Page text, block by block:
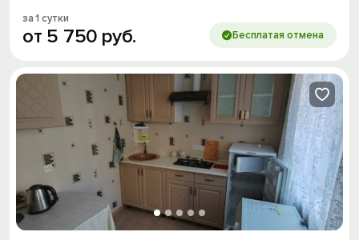
за 1 сутки
от 5 750 руб. Бесплатая отмена